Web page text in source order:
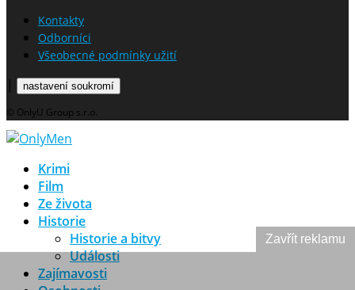
Kontakty
Odborníci
Všeobecné podmínky užití
| nastavení soukromí
© OnlyU Group s.r.o.
Krimi
Film
Ze života
Historie
Historie a bitvy
Události
Zajímavosti
Zavřít reklamu